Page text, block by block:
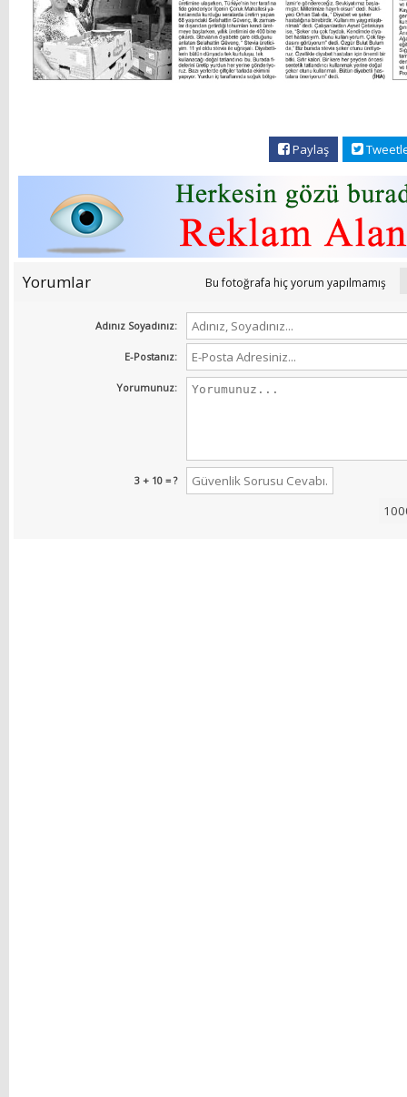
Paylaş
Yorumlar Bu fotoğrafa hiç yorum yapılmamış
Adınız Soyadınız:
E-Postanız:
Yorumunuz:
3 + 10 = ?